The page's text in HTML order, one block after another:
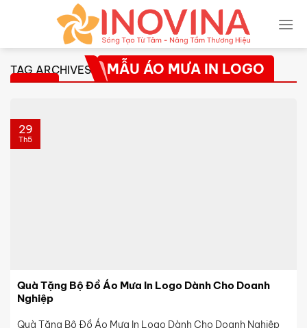
TAG ARCHIVES:
MẪU ÁO MƯA IN LOGO
ĐẸP
Quà Tặng Bộ Đồ Áo Mưa In Logo Dành Cho Doanh
Nghiệp
Quà Tặng Bộ Đồ Áo Mưa In Logo Dành Cho Doanh Nghiệp
29
Th5